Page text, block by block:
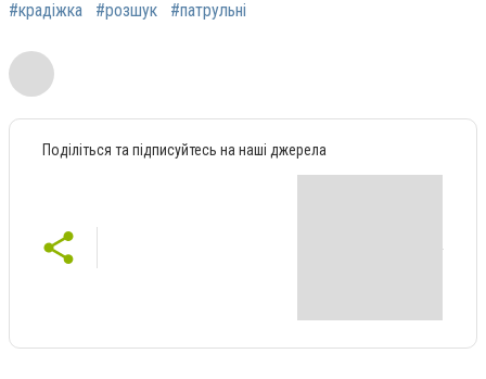
#крадіжка #розшук #патрульні
Поділіться та підписуйтесь на наші джерела